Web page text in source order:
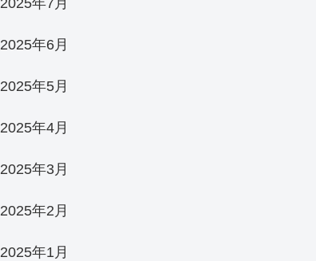
2025年7月
2025年6月
2025年5月
2025年4月
2025年3月
2025年2月
2025年1月